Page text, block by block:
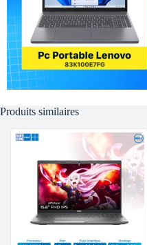
Produits similaires